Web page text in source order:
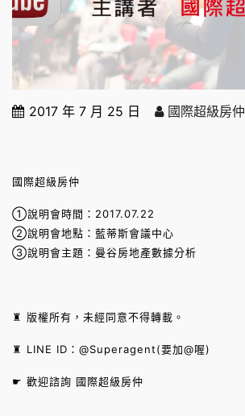
2017 年 7 月 25 日 國際超級房仲
國際超級房仲
①說明會時間：2017.07.22
②說明會地點：藍蒂斯會議中心
③說明會主題：曼谷房地產數據分析
♜ 版權所有，未經同意不得轉載。
♜ LINE ID：@Superagent(要加@喔)
☛ 歡迎諮詢 國際超級房仲